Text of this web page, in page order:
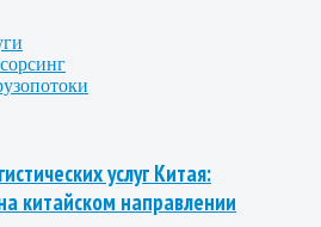
услуг Китая:
китайском направлении